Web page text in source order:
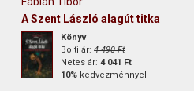
A Szent László alagút titka
Könyv
Bolti ár:4 490 Ft
Netes ár:4 041 Ft
10% kedvezménnyel